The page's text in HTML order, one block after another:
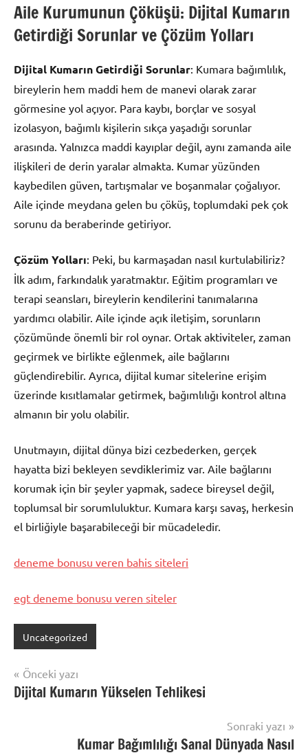
Aile Kurumunun Çöküşü: Dijital Kumarın
Getirdiği Sorunlar ve Çözüm Yolları
Dijital Kumarın Getirdiği Sorunlar: Kumara bağımlılık,
bireylerin hem maddi hem de manevi olarak zarar
görmesine yol açıyor. Para kaybı, borçlar ve sosyal
izolasyon, bağımlı kişilerin sıkça yaşadığı sorunlar
arasında. Yalnızca maddi kayıplar değil, aynı zamanda aile
ilişkileri de derin yaralar almakta. Kumar yüzünden
kaybedilen güven, tartışmalar ve boşanmalar çoğalıyor.
Aile içinde meydana gelen bu çöküş, toplumdaki pek çok
sorunu da beraberinde getiriyor.
Çözüm Yolları: Peki, bu karmaşadan nasıl kurtulabiliriz?
İlk adım, farkındalık yaratmaktır. Eğitim programları ve
terapi seansları, bireylerin kendilerini tanımalarına
yardımcı olabilir. Aile içinde açık iletişim, sorunların
çözümünde önemli bir rol oynar. Ortak aktiviteler, zaman
geçirmek ve birlikte eğlenmek, aile bağlarını
güçlendirebilir. Ayrıca, dijital kumar sitelerine erişim
üzerinde kısıtlamalar getirmek, bağımlılığı kontrol altına
almanın bir yolu olabilir.
Unutmayın, dijital dünya bizi cezbederken, gerçek
hayatta bizi bekleyen sevdiklerimiz var. Aile bağlarını
korumak için bir şeyler yapmak, sadece bireysel değil,
toplumsal bir sorumluluktur. Kumara karşı savaş, herkesin
el birliğiyle başarabileceği bir mücadeledir.
deneme bonusu veren bahis siteleri
egt deneme bonusu veren siteler
Uncategorized
Yazı
gezinmesi
Önceki yazı
Dijital Kumarın Yükselen Tehlikesi
Sonraki yazı
Kumar Bağımlılığı Sanal Dünyada Nasıl